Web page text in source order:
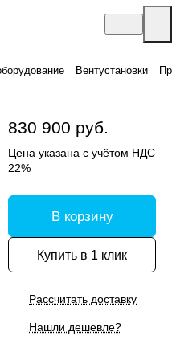
Вентустановки
830 900 руб.
Цена указана с учётом НДС
22%
В корзину
Купить в 1 клик
Рассчитать доставку
Нашли дешевле?